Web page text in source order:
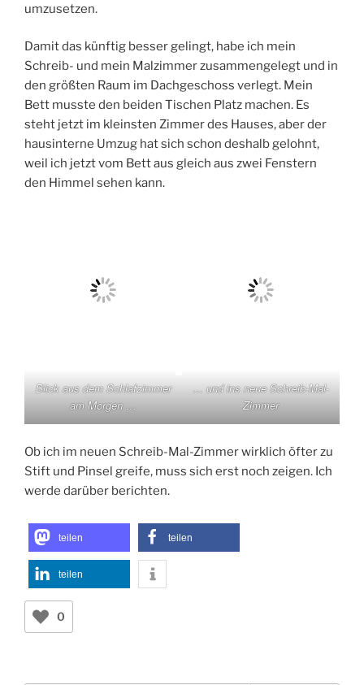
umzusetzen.
Damit das künftig besser gelingt, habe ich mein
Schreib- und mein Malzimmer zusammengelegt und in
den größten Raum im Dachgeschoss verlegt. Mein
Bett musste den beiden Tischen Platz machen. Es
steht jetzt im kleinsten Zimmer des Hauses, aber der
hausinterne Umzug hat sich schon deshalb gelohnt,
weil ich jetzt vom Bett aus gleich aus zwei Fenstern
den Himmel sehen kann.
Blick aus dem Schlafzimmer
am Morgen …
… und ins neue Schreib-Mal-
Zimmer
Ob ich im neuen Schreib-Mal-Zimmer wirklich öfter zu
Stift und Pinsel greife, muss sich erst noch zeigen. Ich
werde darüber berichten.
teilen teilen
teilen
0